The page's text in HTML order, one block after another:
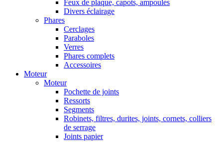
Feux de plaque, capots, ampoules
Divers éclairage
Phares
Cerclages
Paraboles
Verres
Phares complets
Accessoires
Moteur
Moteur
Pochette de joints
Ressorts
Segments
Robinets, filtres, durites, joints, cornets, colliers
de serrage
Joints papier